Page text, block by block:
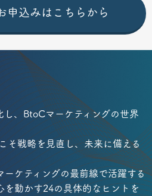
申込みはこちらから
し、BtoCマーケティングの世界
そ戦略を見直し、未来に備える
ケティングの最前線で活躍する
を動かす24の具体的なヒントを